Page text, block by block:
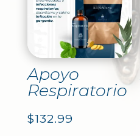
hasta
$430.99
Apoyo
Respiratorio
$132.99